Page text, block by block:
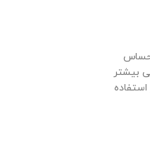
حساس
بیشتر